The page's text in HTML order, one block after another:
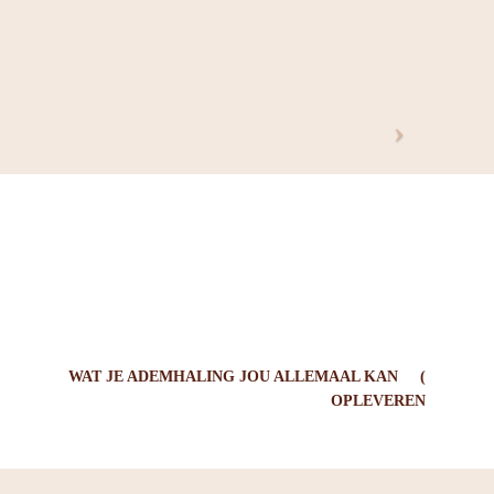
WAT JE ADEMHALING JOU ALLEMAAL KAN
OPLEVEREN